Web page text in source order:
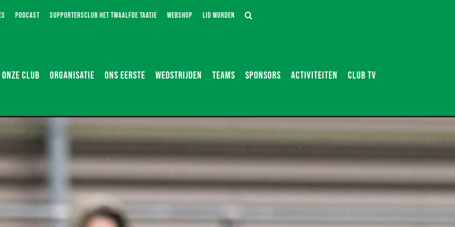
PODCAST SUPPORTERSCLUB HET TWAALFDE TAATJE WEBSHOP LID WORDEN
ONZE CLUB ORGANISATIE ONS EERSTE WEDSTRIJDEN TEAMS SPONSORS ACTIVITEITEN CLUB TV